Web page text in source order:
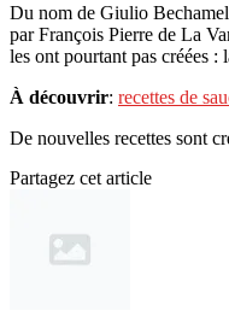
Du nom de Giulio
par François Pierre de La
les ont pourtant pas créées :
À découvrir: recettes de
De nouvelles recettes sont
Partagez cet article